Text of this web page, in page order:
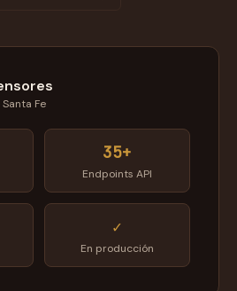
Fe
35+
Endpoints API
✓
En producción